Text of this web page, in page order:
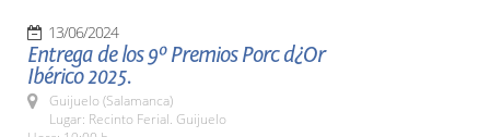
13/06/2024
Entrega de los 9º Premios Porc d¿Or
Ibérico 2025.
Guijuelo (Salamanca)
Lugar: Recinto Ferial. Guijuelo